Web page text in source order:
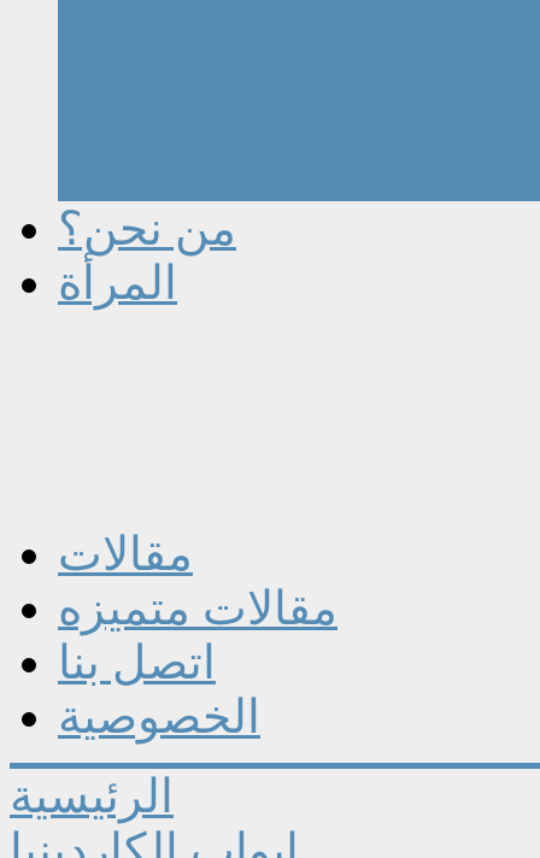
من نحن؟
المرأة
مقالات
مقالات متميزه
اتصل بنا
الخصوصية
الرئيسية